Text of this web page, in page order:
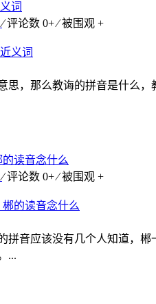
词
⁄ 评论数 0+ ⁄ 被围观 +
思，那么教诲的拼音是什么
读音念什么
⁄ 评论数 0+ ⁄ 被围观 +
拼音应该没有几个人知道，
...